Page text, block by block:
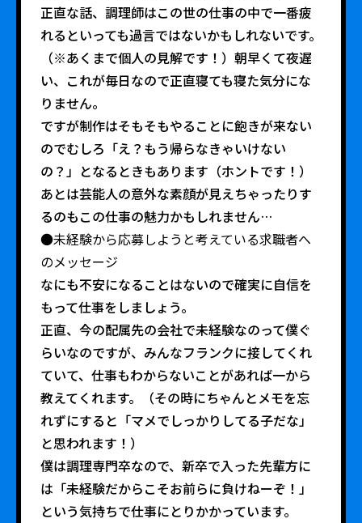
正直な話、調理師はこの世の仕事の中で一番疲
れるといっても過言ではないかもしれないです。
（※あくまで個人の見解です！）朝早くて夜遅
い、これが毎日なので正直寝ても寝た気分にな
りません。
ですが制作はそもそもやることに飽きが来ない
のでむしろ「え？もう帰らなきゃいけない
の？」となるときもあります（ホントです！）
あとは芸能人の意外な素顔が見えちゃったりす
るのもこの仕事の魅力かもしれません…
●未経験から応募しようと考えている求職者へ
のメッセージ
なにも不安になることはないので確実に自信を
もって仕事をしましょう。
正直、今の配属先の会社で未経験なのって僕ぐ
らいなのですが、みんなフランクに接してくれ
ていて、仕事もわからないことがあれば一から
教えてくれます。（その時にちゃんとメモを忘
れずにすると「マメでしっかりしてる子だな」
と思われます！）
僕は調理専門卒なので、新卒で入った先輩方に
は「未経験だからこそお前らに負けねーぞ！」
という気持ちで仕事にとりかかっています。